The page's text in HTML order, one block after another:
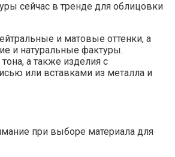
сейчас в тренде для облицовки
и матовые оттенки, а
и натуральные фактуры.
а также изделия с
или вставками из металла и
при выборе материала для